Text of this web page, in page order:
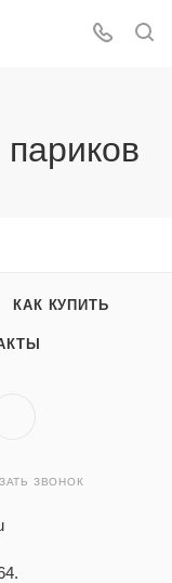
КАК КУПИТЬ
ЗВОНОК